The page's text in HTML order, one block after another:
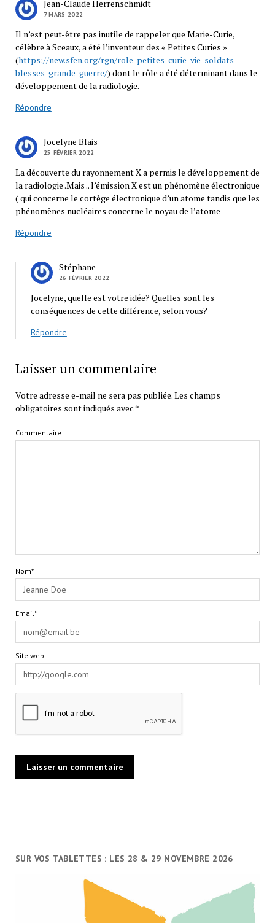
SUR VOS TABLETTES : LES 28 & 29 NOVEMBRE 2026
Jean-Claude Herrenschmidt
7 MARS 2022
Il n’est peut-être pas inutile de rappeler que Marie-Curie,
célèbre à Sceaux, a été l’inventeur des « Petites Curies »
(https://new.sfen.org/rgn/role-petites-curie-vie-soldats-
blesses-grande-guerre/) dont le rôle a été déterminant dans le
développement de la radiologie.
Répondre
Jocelyne Blais
25 FÉVRIER 2022
La découverte du rayonnement X a permis le développement de
la radiologie .Mais .. l’émission X est un phénomène électronique
( qui concerne le cortège électronique d’un atome tandis que les
phénomènes nucléaires concerne le noyau de l’atome
Répondre
Stéphane
26 FÉVRIER 2022
Jocelyne, quelle est votre idée? Quelles sont les
conséquences de cette différence, selon vous?
Répondre
Laisser un commentaire
Votre adresse e-mail ne sera pas publiée.Les champs
obligatoires sont indiqués avec *
Commentaire
Nom*
Email*
Site web